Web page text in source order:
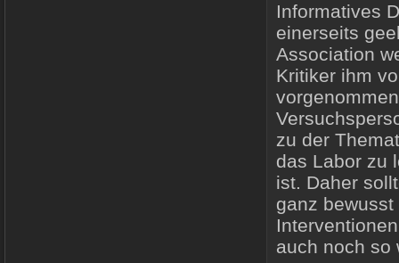
Informatives
einerseits
Association
Kritiker ihm
zu der
das Labor zu
ist. Daher
ganz
auch noch so